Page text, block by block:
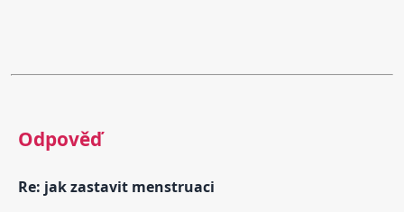
Odpověď
Re: jak zastavit menstruaci